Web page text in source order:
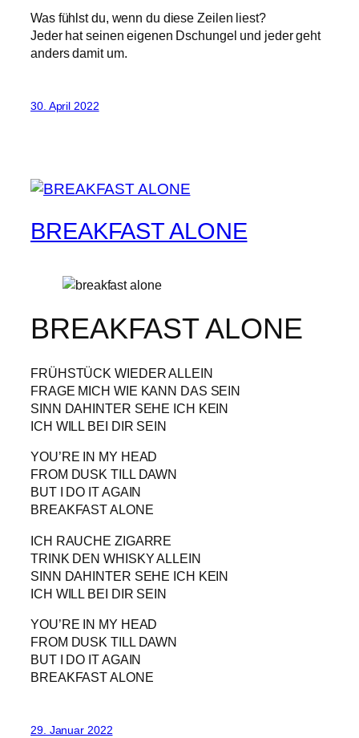
Was fühlst du, wenn du diese Zeilen liest?
Jeder hat seinen eigenen Dschungel und jeder geht
anders damit um.
30. April 2022
BREAKFAST ALONE
BREAKFAST ALONE
FRÜHSTÜCK WIEDER ALLEIN
FRAGE MICH WIE KANN DAS SEIN
SINN DAHINTER SEHE ICH KEIN
ICH WILL BEI DIR SEIN
YOU’RE IN MY HEAD
FROM DUSK TILL DAWN
BUT I DO IT AGAIN
BREAKFAST ALONE
ICH RAUCHE ZIGARRE
TRINK DEN WHISKY ALLEIN
SINN DAHINTER SEHE ICH KEIN
ICH WILL BEI DIR SEIN
YOU’RE IN MY HEAD
FROM DUSK TILL DAWN
BUT I DO IT AGAIN
BREAKFAST ALONE
29. Januar 2022